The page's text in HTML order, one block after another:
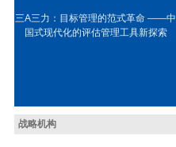
三A三力：目标管理的范式革命 ——中
国式现代化的评估管理工具新探索
战略机构